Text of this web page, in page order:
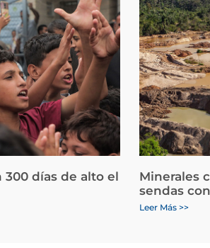
días de alto el
Minerales
sendas
Leer Más >>